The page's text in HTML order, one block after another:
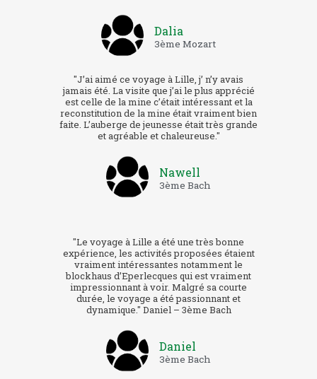
Dalia
3ème Mozart
"J’ai aimé ce voyage à Lille, j’ n’y avais
jamais été. La visite que j’ai le plus apprécié
est celle de la mine c’était intéressant et la
reconstitution de la mine était vraiment bien
faite. L’auberge de jeunesse était très grande
et agréable et chaleureuse."
Nawell
3ème Bach
"Le voyage à Lille a été une très bonne
expérience, les activités proposées étaient
vraiment intéressantes notamment le
blockhaus d’Eperlecques qui est vraiment
impressionnant à voir. Malgré sa courte
durée, le voyage a été passionnant et
dynamique." Daniel – 3ème Bach
Daniel
3ème Bach